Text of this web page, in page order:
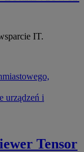
IT.
urządzeń i
Tensor